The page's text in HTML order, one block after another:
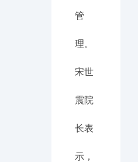
管
理。
宋世
震院
长表
示，